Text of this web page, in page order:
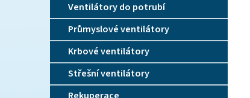
n
p
e
Ventilátory do potrubí
Průmyslové ventilátory
Krbové ventilátory
Střešní ventilátory